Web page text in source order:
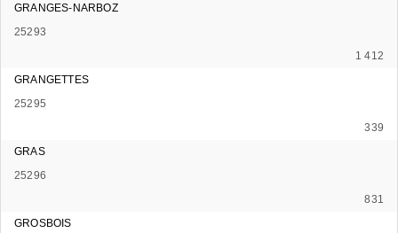
GRANGES-NARBOZ
25293
1 412
GRANGETTES
25295
339
GRAS
25296
831
GROSBOIS